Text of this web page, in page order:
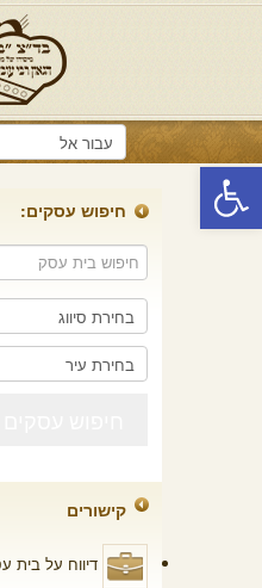
פתח סרגל נגישות
חיפוש עסקים:
קישורים
דיווח על בית